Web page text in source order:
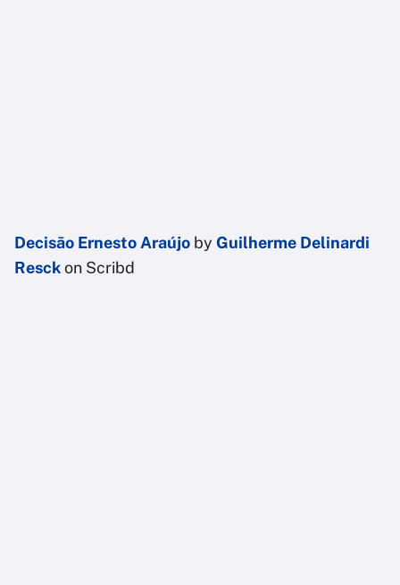
Decisão Ernesto Araújo by Guilherme Delinardi
Resckon Scribd